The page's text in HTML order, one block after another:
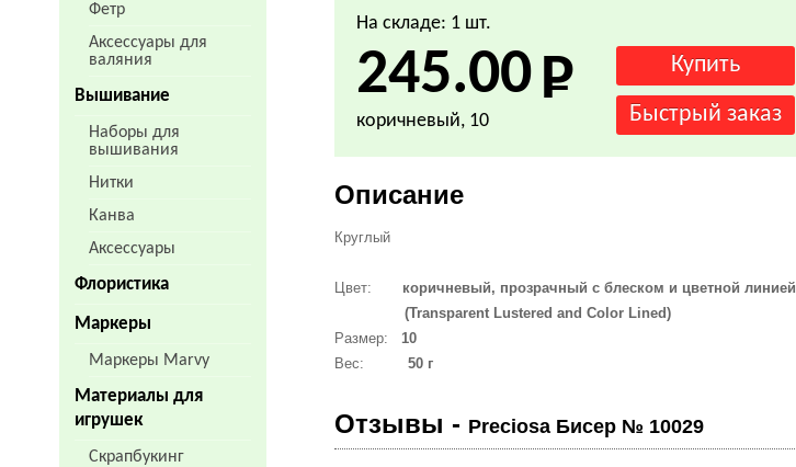
Фетр
Аксессуары для
валяния
Вышивание
Наборы для
вышивания
Нитки
Канва
Аксессуары
Флористика
Маркеры
Маркеры Marvy
Материалы для
игрушек
Скрапбукинг
На складе: 1 шт.
245.00
коричневый, 10
Описание
Круглый
Цвет:
коричневый, прозрачный с блеском и цветной линией
(Transparent Lustered and Color Lined)
Размер:
10
Вес:
50 г
Отзывы - Preciosa Бисер № 10029